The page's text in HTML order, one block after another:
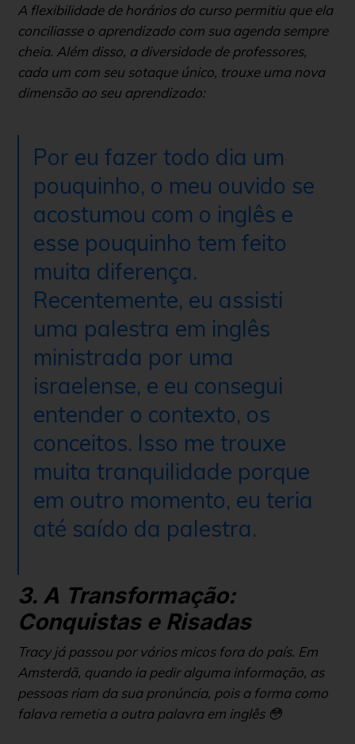
A flexibilidade de horários do curso permitiu que ela
conciliasse o aprendizado com sua agenda sempre
cheia. Além disso, a diversidade de professores,
cada um com seu sotaque único, trouxe uma nova
dimensão ao seu aprendizado:
Por eu fazer todo dia um
pouquinho, o meu ouvido se
acostumou com o inglês e
esse pouquinho tem feito
muita diferença.
Recentemente, eu assisti
uma palestra em inglês
ministrada por uma
israelense, e eu consegui
entender o contexto, os
conceitos. Isso me trouxe
muita tranquilidade porque
em outro momento, eu teria
até saído da palestra.
3. A Transformação:
Conquistas e Risadas
Tracy já passou por vários micos fora do país. Em
Amsterdã, quando ia pedir alguma informação, as
pessoas riam da sua pronúncia, pois a forma como
falava remetia a outra palavra em inglês 😳